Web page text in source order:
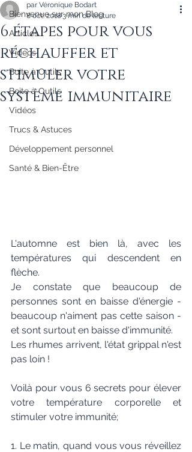
Bienvenue sur mon Blog
Articles
Vidéos
Boite à Outils
Boite à Outils
Vidéos
Trucs & Astuces
Développement personnel
Santé & Bien-Être
6 étapes pour vous
réchauffer et
stimuler votre
système immunitaire
par Véronique Bodart
8 oct. 20183 min de lecture
L'automne est bien là, avec les
températures qui descendent en
flèche.
Je constate que beaucoup de
personnes sont en baisse d'énergie -
beaucoup n'aiment pas cette saison -
et sont surtout en baisse d'immunité.
Les rhumes arrivent, l'état grippal n'est
pas loin !
Voilà pour vous 6 secrets pour élever
votre température corporelle et
stimuler votre immunité;
1. Le matin, quand vous vous réveillez